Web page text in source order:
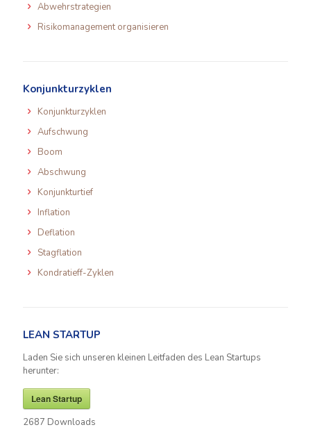
Abwehrstrategien
Risikomanagement organisieren
Konjunkturzyklen
Konjunkturzyklen
Aufschwung
Boom
Abschwung
Konjunkturtief
Inflation
Deflation
Stagflation
Kondratieff-Zyklen
LEAN STARTUP
Laden Sie sich unseren kleinen Leitfaden des Lean Startups
herunter:
Lean Startup
2687 Downloads